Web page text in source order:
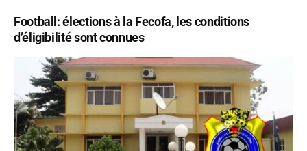
Football: élections à la Fecofa, les conditions
d’éligibilité sont connues